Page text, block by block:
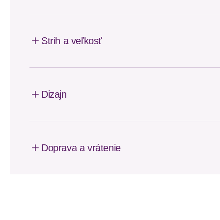
Strih a veľkosť
Dizajn
Doprava a vrátenie